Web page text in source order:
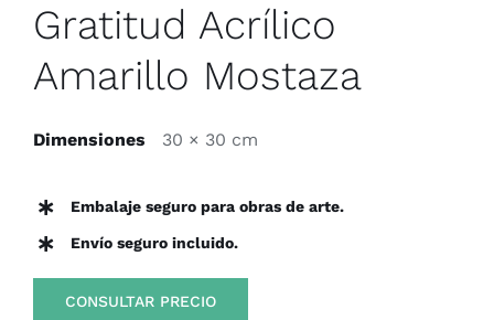
Galería
Exposiciones
Gratitud Acrílico
Amarillo Mostaza
Dimensiones 30 × 30 cm
Embalaje seguro para obras de arte.
Envío seguro incluido.
CONSULTAR PRECIO